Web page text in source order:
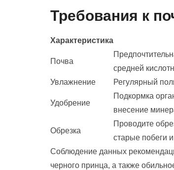
Требования к
Характеристика
Почва
средней
Увлажнение
Регулярный
Удобрение
Подкормка
внесение
Обрезка
Проводите
старые побеги
Соблюдение данных
черного принца, а также